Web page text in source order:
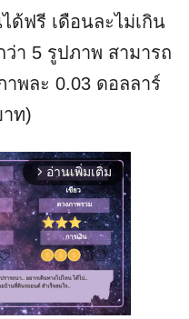
ด้ฟรี เดือนละไม่เกิน
า 5 รูปภาพ สามารถ
าพละ 0.03 ดอลลาร์
ท)
arrow_forward_ios อ่านเพิ่มเติม